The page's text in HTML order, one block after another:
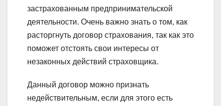
застрахованным предпринимательской
деятельности. Очень важно знать о том, как
расторгнуть договор страхования, так как это
поможет отстоять свои интересы от
незаконных действий страховщика.
Данный договор можно признать
недействительным, если для этого есть